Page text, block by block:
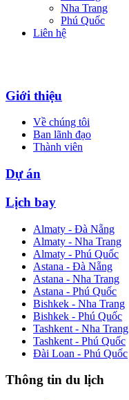
Nha Trang
Phú Quốc
Liên hệ
Giới thiệu
Về chúng tôi
Ban lãnh đạo
Thành viên
Dự án
Lịch bay
Almaty - Đà Nẵng
Almaty - Nha Trang
Almaty - Phú Quốc
Astana - Đà Nẵng
Astana - Nha Trang
Astana - Phú Quốc
Bishkek - Nha Trang
Bishkek - Phú Quốc
Tashkent - Nha Trang
Tashkent - Phú Quốc
Đài Loan - Phú Quốc
Thông tin du lịch